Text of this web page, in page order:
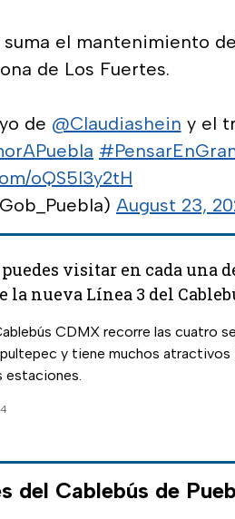
el mantenimiento
de Los Fuertes.
de @Claudiashein y el
oQS5l3y2tH
August 23,
visitar en cada una
la nueva Línea 3 del
CDMX recorre las cuatro
y tiene muchos
estaciones.
del Cablebús de